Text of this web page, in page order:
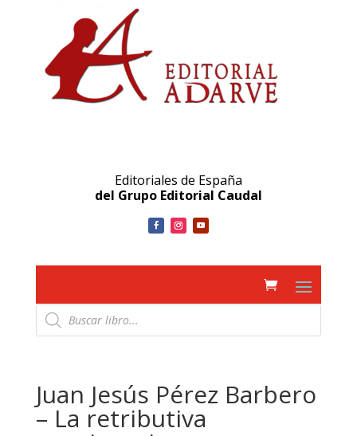
Editoriales de España
del Grupo Editorial Caudal
Búsqueda
de
productos
Juan Jesús Pérez Barbero
– La retributiva